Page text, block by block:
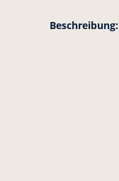
Beschreibung: